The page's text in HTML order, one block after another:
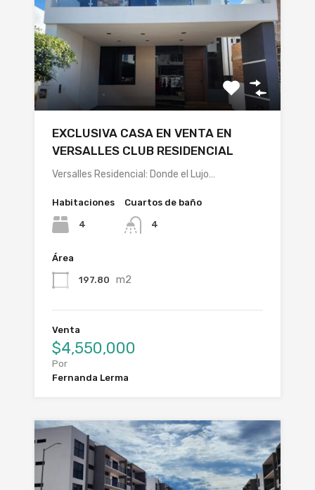
EXCLUSIVA CASA EN VENTA EN
VERSALLES CLUB RESIDENCIAL
Versalles Residencial: Donde el Lujo…
Habitaciones
4
Cuartos de baño
4
Área
197.80 m2
Venta
$4,550,000
Por
Fernanda Lerma